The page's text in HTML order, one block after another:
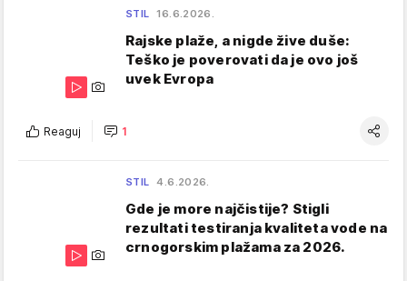
STIL 16.6.2026.
Rajske plaže, a nigde žive duše:
Teško je poverovati da je ovo još
uvek Evropa
Reaguj 1
STIL 4.6.2026.
Gde je more najčistije? Stigli
rezultati testiranja kvaliteta vode na
crnogorskim plažama za 2026.